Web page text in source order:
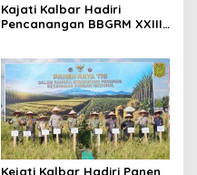
Kajati Kalbar Hadiri
Pencanangan BBGRM XXIII,
Kalimantan Barat Tahun
2026
Kejati Kalbar Hadiri Panen